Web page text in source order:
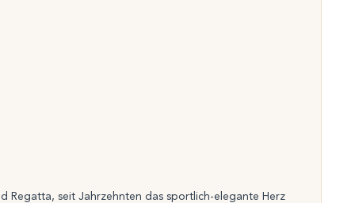
Regatta, seit Jahrzehnten das sportlich-elegante Herz